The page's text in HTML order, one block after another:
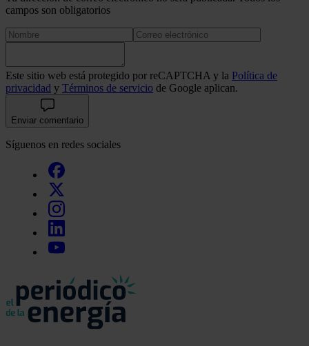
campos son obligatorios
Este sitio web está protegido por reCAPTCHA y la Política de
privacidad y Términos de servicio de Google aplican.
Enviar comentario
Síguenos en redes sociales